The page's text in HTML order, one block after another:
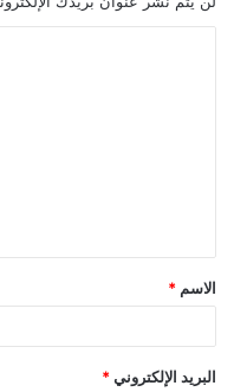
ق
*
الاسم *
البريد الإلكتروني *